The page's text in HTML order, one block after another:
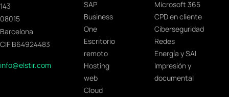
143
08015
Barcelona
CIF B64924483
info@elstir.com
SAP
Business
One
Escritorio
remoto
Hosting
web
Cloud
Microsoft 365
CPD en cliente
Ciberseguridad
Redes
Energía y SAI
Impresión y
documental